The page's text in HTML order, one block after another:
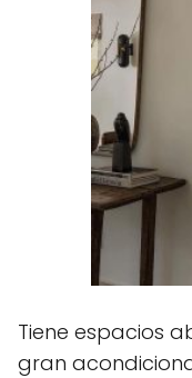
Tiene espacios
gran